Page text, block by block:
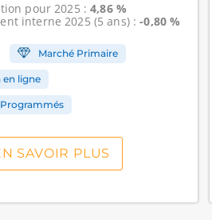
pour 2025 :4,86 %
interne2025 (5 ans) :-0,80 %
Marché Primaire
ligne
SAVOIR PLUS